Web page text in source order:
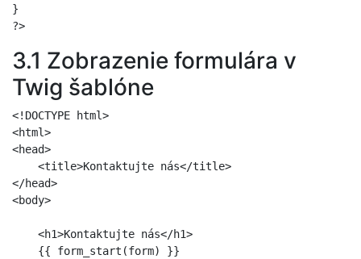
}
3.1 Zobrazenie formulára v
Twig šablóne
<!DOCTYPE html>
<html>
<head>
    <title>Kontaktujte nás</title>
</head>
<body>
    <h1>Kontaktujte nás</h1>
    {{ form_start(form) }}